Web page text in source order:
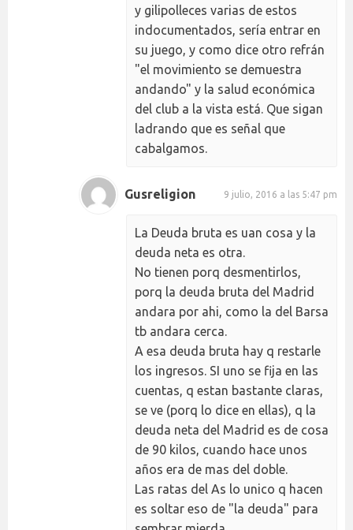
y gilipolleces varias de estos
indocumentados, sería entrar en
su juego, y como dice otro refrán
"el movimiento se demuestra
andando" y la salud económica
del club a la vista está. Que sigan
ladrando que es señal que
cabalgamos.
Gusreligion 9 julio, 2016 a las 5:47 pm
La Deuda bruta es uan cosa y la
deuda neta es otra.
No tienen porq desmentirlos,
porq la deuda bruta del Madrid
andara por ahi, como la del Barsa
tb andara cerca.
A esa deuda bruta hay q restarle
los ingresos. SI uno se fija en las
cuentas, q estan bastante claras,
se ve (porq lo dice en ellas), q la
deuda neta del Madrid es de cosa
de 90 kilos, cuando hace unos
años era de mas del doble.
Las ratas del As lo unico q hacen
es soltar eso de "la deuda" para